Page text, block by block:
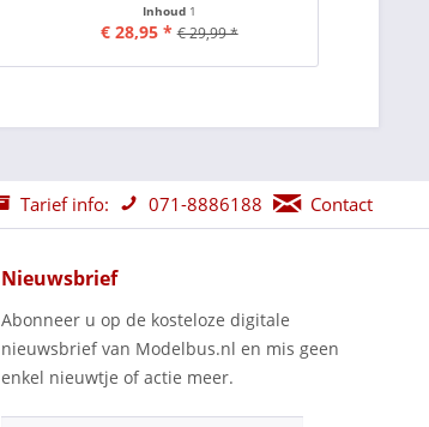
Inhoud 1
€ 28,95 * € 29,99 *
Tarief info: 071-8886188 Contact
Nieuwsbrief
Abonneer u op de kosteloze digitale
nieuwsbrief van Modelbus.nl en mis geen
enkel nieuwtje of actie meer.